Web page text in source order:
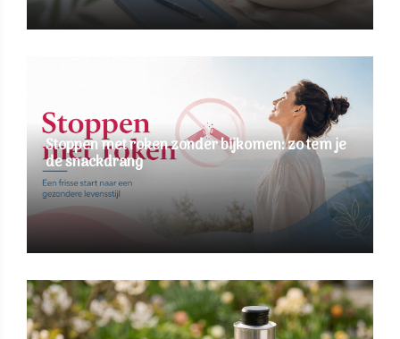
Stoppen met roken zonder bijkomen: zo tem je
de snackdrang